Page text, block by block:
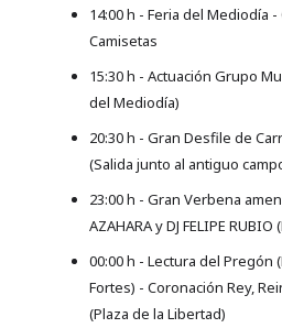
14:00 h - Feria del Mediodía
Camisetas
15:30 h - Actuación Grupo
del Mediodía)
20:30 h - Gran Desfile de
(Salida junto al antiguo
23:00 h - Gran Verbena
AZAHARA y DJ FELIPE
00:00 h - Lectura del Pregón
Fortes) - Coronación Rey,
(Plaza de la Libertad)